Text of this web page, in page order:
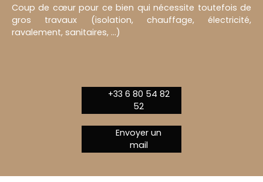
Coup de cœur pour ce bien qui nécessite toutefois de
gros travaux (isolation, chauffage, électricité,
ravalement, sanitaires, ...)
+33 6 80 54 82
52
Envoyer un
mail